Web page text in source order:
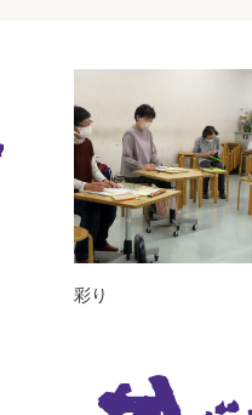
彩り